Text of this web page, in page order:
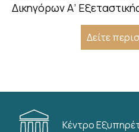
Δικηγόρων Α’
Δείτε
Κέντρο